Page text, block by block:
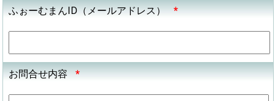
ふぉーむまんID（メールアドレス） *
お問合せ内容 *